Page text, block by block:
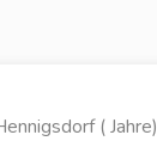
( Jahre)